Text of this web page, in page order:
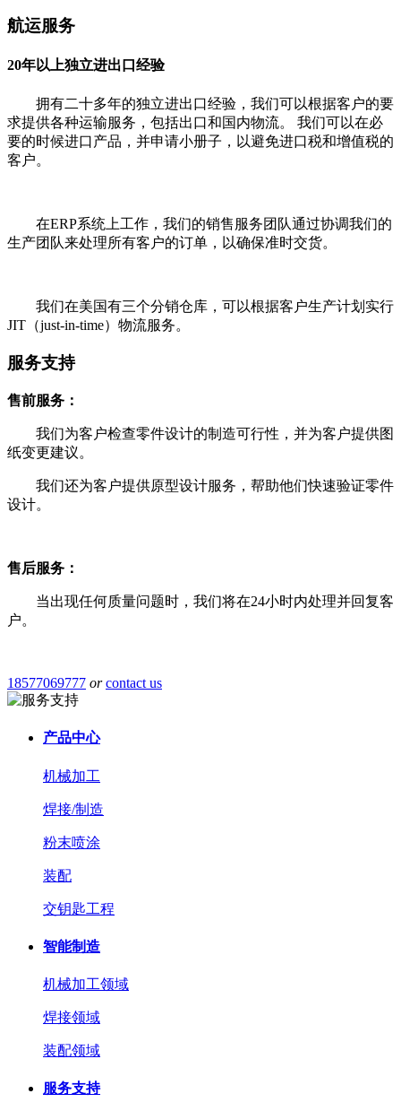
航运服务
20年以上独立进出口经验
拥有二十多年的独立进出口经验，我们可以根据客户的要
求提供各种运输服务，包括出口和国内物流。 我们可以在必
要的时候进口产品，并申请小册子，以避免进口税和增值税的
客户。
在ERP系统上工作，我们的销售服务团队通过协调我们的
生产团队来处理所有客户的订单，以确保准时交货。
我们在美国有三个分销仓库，可以根据客户生产计划 实行
JIT（just-in-time）物流服务。
服务支持
售前服务：
我们为客户检查零件设计的制造可行性，并为客户提供图
纸变更建议。
我们还为客户提供原型设计服务，帮助他们快速验证零件
设计。
售后服务：
当出现任何质量问题时，我们将在24小时内处理并回复客
户。
18577069777 or contact us
产品中心
机械加工
焊接/制造
粉末喷涂
装配
交钥匙工程
智能制造
机械加工领域
焊接领域
装配领域
服务支持